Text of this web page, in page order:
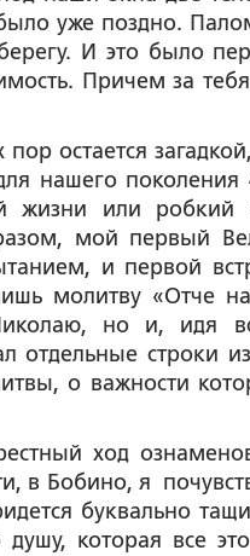
уже поздно.
И это было
Причем за тебя
остается
нашего поколения
жизни или
мой первый
и первой
молитву «Отче
но и, идя
отдельные строки
о важности
ход
в Бобино, я
буквально
душу, которая все